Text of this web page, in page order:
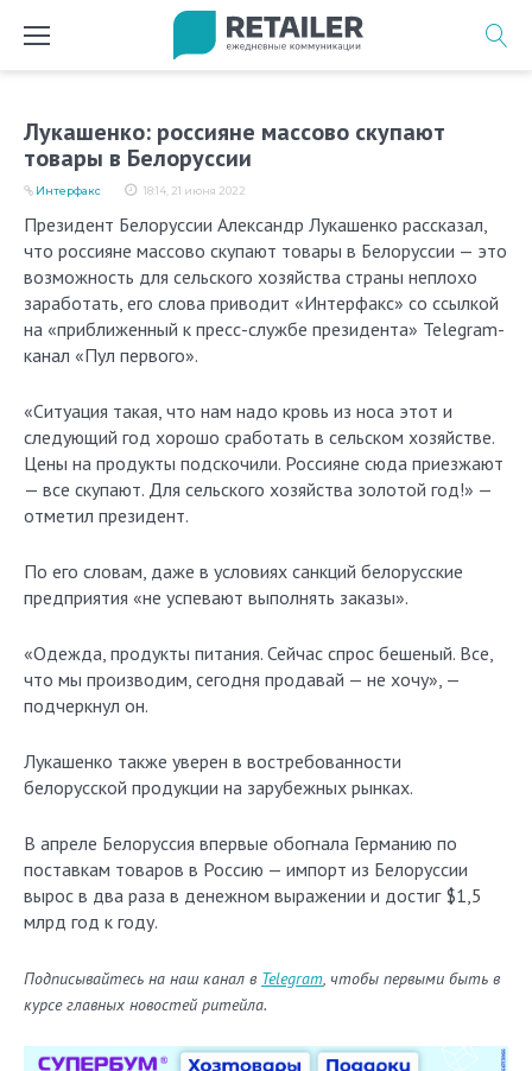
Лукашенко: россияне массово скупают
товары в Белоруссии
18:14, 21 июня 2022
Интерфакс
Президент Белоруссии Александр Лукашенко рассказал,
что россияне массово скупают товары в Белоруссии — это
возможность для сельского хозяйства страны неплохо
заработать, его слова приводит «Интерфакс» со ссылкой
на «приближенный к пресс-службе президента» Telegram-
канал «Пул первого».
«Ситуация такая, что нам надо кровь из носа этот и
следующий год хорошо сработать в сельском хозяйстве.
Цены на продукты подскочили. Россияне сюда приезжают
— все скупают. Для сельского хозяйства золотой год!» —
отметил президент.
По его словам, даже в условиях санкций белорусские
предприятия «не успевают выполнять заказы».
«Одежда, продукты питания. Сейчас спрос бешеный. Все,
что мы производим, сегодня продавай — не хочу», —
подчеркнул он.
Лукашенко также уверен в востребованности
белорусской продукции на зарубежных рынках.
В апреле Белоруссия впервые обогнала Германию по
поставкам товаров в Россию — импорт из Белоруссии
вырос в два раза в денежном выражении и достиг $1,5
млрд год к году.
Подписывайтесь на наш канал в Telegram, чтобы первыми быть в
курсе главных новостей ритейла.